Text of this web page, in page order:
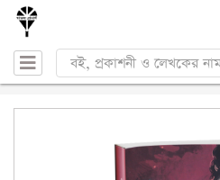
Products
search